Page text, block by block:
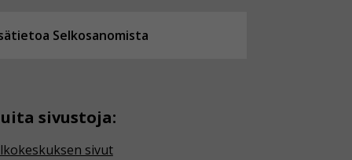
Selkosanomista
sivustoja:
sivut